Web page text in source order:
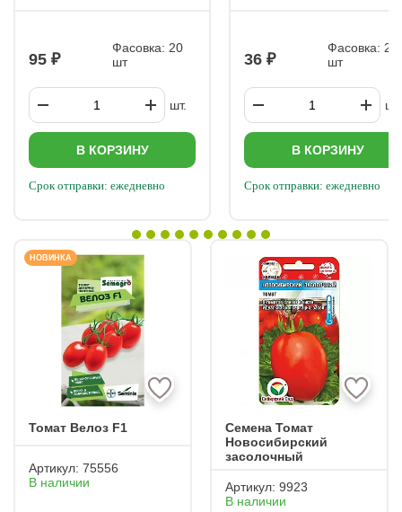
95
Фасовка: 20
шт
шт.
В КОРЗИНУ
Срок отправки: ежедневно
36
Фасовка: 20
шт
шт.
В КОРЗИНУ
Срок отправки: ежедневно
НОВИНКА
Томат Велоз F1
Артикул: 75556
В наличии
Семена Томат
Новосибирский
засолочный
Артикул: 9923
В наличии